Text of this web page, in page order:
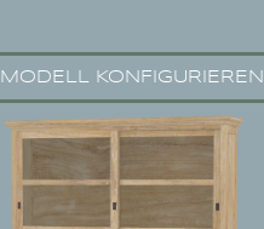
MODELL KONFIGURIEREN